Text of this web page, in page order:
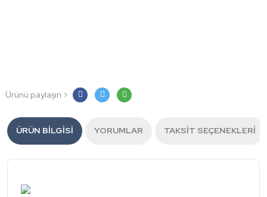
Ürünü paylaşın >
ÜRÜN BILGISI YORUMLAR TAKSIT SEÇENEKLERI